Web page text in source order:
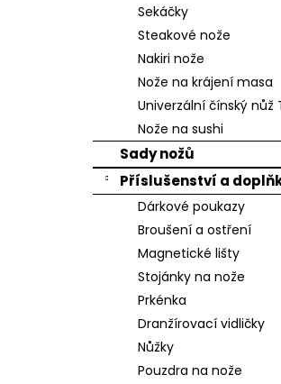
Sekáčky
Steakové nože
Nakiri nože
Nože na krájení masa
Univerzální čínský nůž
Nože na sushi
Sady nožů
Příslušenství a
Dárkové poukazy
Broušení a ostření
Magnetické lišty
Stojánky na nože
Prkénka
Dranžírovací vidličky
Nůžky
Pouzdra na nože